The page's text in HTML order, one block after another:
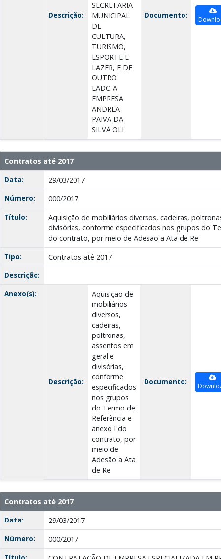
Descrição:
SECRETARIA
MUNICIPAL
DE
CULTURA,
TURISMO,
ESPORTE E
LAZER, E DE
OUTRO
LADO A
EMPRESA
ANDREA
PAIVA DA
SILVA OLI
Documento:
Contratos até 2017
Data:
29/03/2017
Número:
000/2017
Título:
Aquisição de mobiliários diversos, cadeiras,
divisórias, conforme especificados nos grupos do
do contrato, por meio de Adesão a Ata de Re
Tipo:
Contratos até 2017
Descrição:
Anexo(s):
Descrição:
Aquisição de
mobiliários
diversos,
cadeiras,
poltronas,
assentos em
geral e
divisórias,
conforme
especificados
nos grupos
do Termo de
Referência e
anexo I do
contrato, por
meio de
Adesão a Ata
de Re
Documento:
Contratos até 2017
Data:
29/03/2017
Número:
000/2017